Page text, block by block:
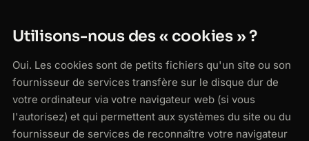
Utilisons-nous des « cookies » ?
Oui. Les cookies sont de petits fichiers qu'un site ou son
fournisseur de services transfère sur le disque dur de
votre ordinateur via votre navigateur web (si vous
l'autorisez) et qui permettent aux systèmes du site ou du
fournisseur de services de reconnaître votre navigateur